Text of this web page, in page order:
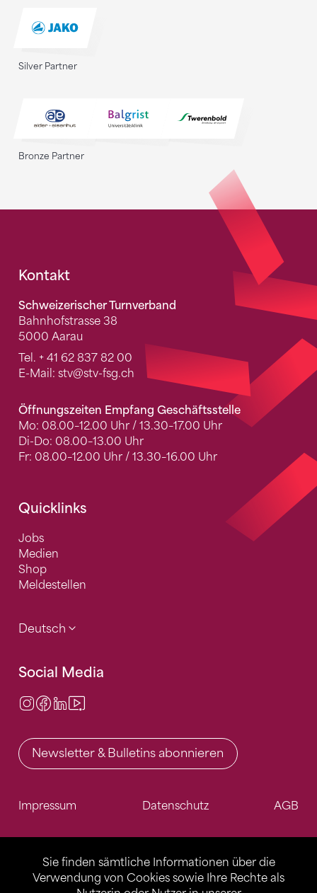
Sie finden sämtliche Informationen über die
Verwendung von Cookies sowie Ihre Rechte als
Silver Partner
Bronze Partner
Fusszeile
Kontakt
Schweizerischer Turnverband
Bahnhofstrasse 38
5000 Aarau
Tel. + 41 62 837 82 00
E-Mail: stv@stv-fsg.ch
Öffnungszeiten Empfang Geschäftsstelle
Mo: 08.00–12.00 Uhr / 13.30–17.00 Uhr
Di-Do: 08.00–13.00 Uhr
Fr: 08.00–12.00 Uhr / 13.30–16.00 Uhr
Quicklinks
Jobs
Medien
Shop
Meldestellen
Deutsch
Social Media
Instagram
Facebook
LinkedIn
Newsletter & Bulletins abonnieren
Impressum Datenschutz AGB